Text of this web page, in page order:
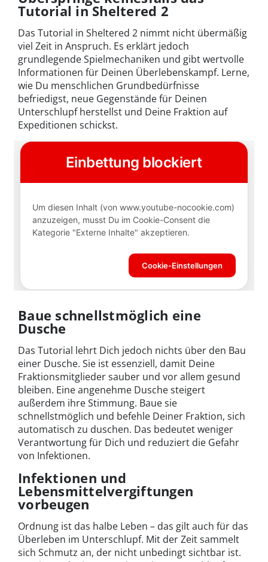
Tutorial in Sheltered 2
Das Tutorial in Sheltered 2 nimmt nicht übermäßig
viel Zeit in Anspruch. Es erklärt jedoch
grundlegende Spielmechaniken und gibt wertvolle
Informationen für Deinen Überlebenskampf. Lerne,
wie Du menschlichen Grundbedürfnisse
befriedigst, neue Gegenstände für Deinen
Unterschlupf herstellst und Deine Fraktion auf
Expeditionen schickst.
Baue schnellstmöglich eine
Dusche
Das Tutorial lehrt Dich jedoch nichts über den Bau
einer Dusche. Sie ist essenziell, damit Deine
Fraktionsmitglieder sauber und vor allem gesund
bleiben. Eine angenehme Dusche steigert
außerdem ihre Stimmung. Baue sie
schnellstmöglich und befehle Deiner Fraktion, sich
automatisch zu duschen. Das bedeutet weniger
Verantwortung für Dich und reduziert die Gefahr
von Infektionen.
Infektionen und
Lebensmittelvergiftungen
vorbeugen
Ordnung ist das halbe Leben – das gilt auch für das
Überleben im Unterschlupf. Mit der Zeit sammelt
sich Schmutz an, der nicht unbedingt sichtbar ist.